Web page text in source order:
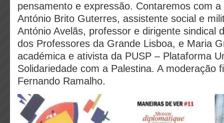
pensamento e expressão. Contaremos com
António Brito Guterres, assistente social e
António Avelãs, professor e dirigente sindical
dos Professores da Grande Lisboa, e Maria
académica e ativista da PUSP – Plataforma
Solidariedade com a Palestina. A moderação
Fernando Ramalho.